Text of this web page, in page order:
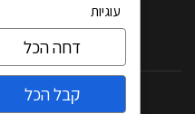
כל הזכויות שמורות
עוגיות
דחה הכל
קבל הכל